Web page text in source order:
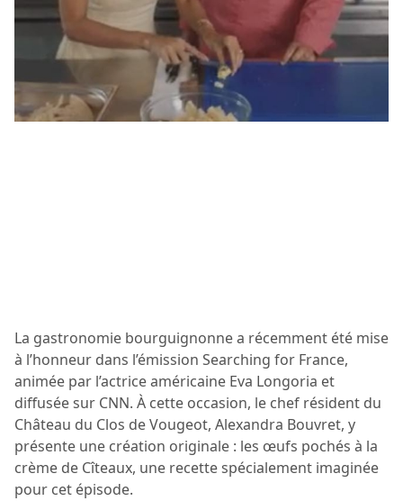
La gastronomie bourguignonne a récemment été mise
à l’honneur dans l’émission Searching for France,
animée par l’actrice américaine Eva Longoria et
diffusée sur CNN. À cette occasion, le chef résident du
Château du Clos de Vougeot, Alexandra Bouvret, y
présente une création originale : les œufs pochés à la
crème de Cîteaux, une recette spécialement imaginée
pour cet épisode.